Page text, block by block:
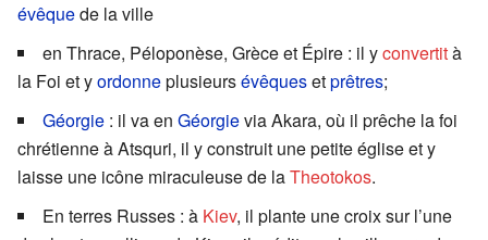
évêquede la ville
en Thrace, Péloponèse, Grèce et Épire : il yconvertità
la Foi et yordonneplusieursévêquesetprêtres;
Géorgie : il va en Géorgievia Akara, où il prêche la foi
chrétienne à Atsquri, il y construit une petite église et y
laisse une icône miraculeuse de laTheotokos.
En terres Russes : à Kiev, il plante une croix sur l’une